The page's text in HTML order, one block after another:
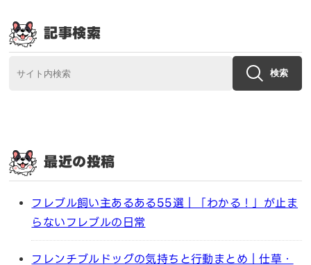
記事検索
検索
最近の投稿
フレブル飼い主あるある55選｜「わかる！」が止ま
らないフレブルの日常
フレンチブルドッグの気持ちと行動まとめ｜仕草・